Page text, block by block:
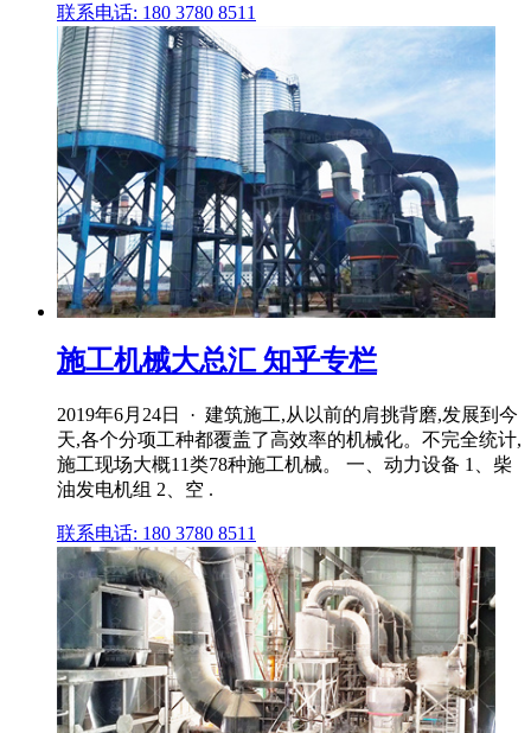
联系电话: 180 3780 8511
施工机械大总汇 知乎专栏
2019年6月24日 · 建筑施工,从以前的肩挑背磨,发展到今
天,各个分项工种都覆盖了高效率的机械化。不完全统计,
施工现场大概11类78种施工机械。 一、动力设备 1、柴
油发电机组 2、空 .
联系电话: 180 3780 8511